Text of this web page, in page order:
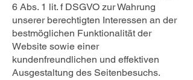
6 Abs. 1 lit. f DSGVO zur Wahrung
unserer berechtigten Interessen an der
bestmöglichen Funktionalität der
Website sowie einer
kundenfreundlichen und effektiven
Ausgestaltung des Seitenbesuchs.